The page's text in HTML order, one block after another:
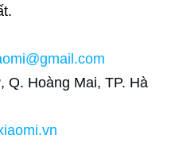
Hoàng Mai, TP. Hà